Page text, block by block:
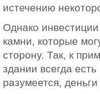
истечению
Однако
камни, которые
сторону. Так, к
здании всегда
разумеется,